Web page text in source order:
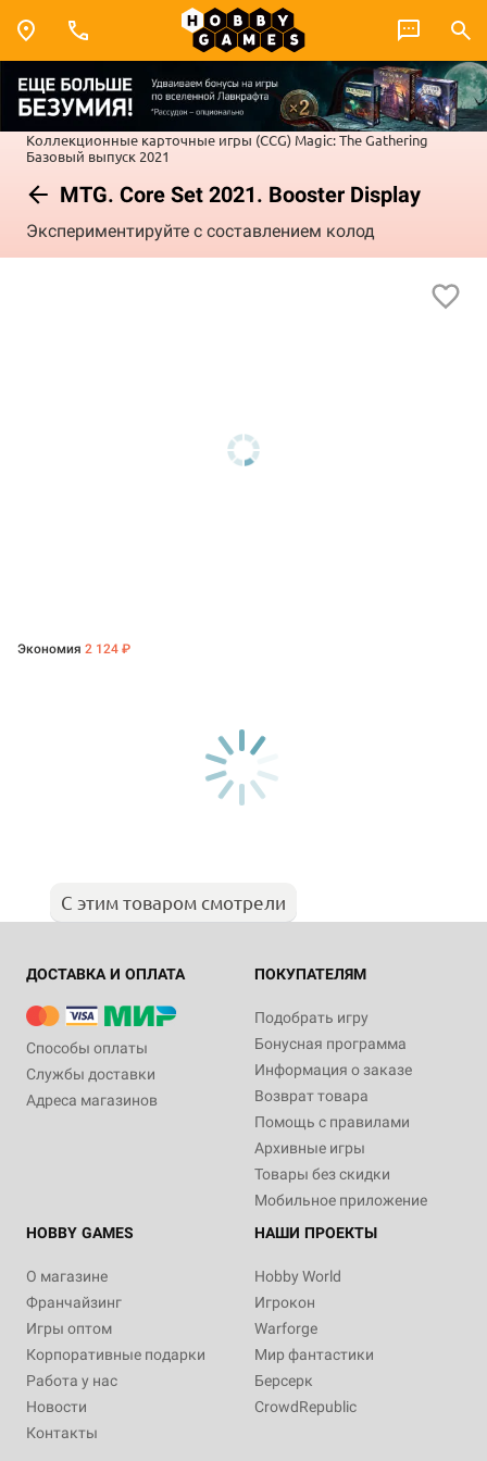
Коллекционные карточные игры (CCG) Magic: The Gathering
Базовый выпуск 2021
MTG. Core Set 2021. Booster Display
Экспериментируйте с составлением колод
Экономия 2 124 ₽
С этим товаром смотрели
ДОСТАВКА И ОПЛАТА
Способы оплаты
Службы доставки
Адреса магазинов
ПОКУПАТЕЛЯМ
Подобрать игру
Бонусная программа
Информация о заказе
Возврат товара
Помощь с правилами
Архивные игры
Товары без скидки
Мобильное приложение
HOBBY GAMES
О магазине
Франчайзинг
Игры оптом
Корпоративные подарки
Работа у нас
Новости
Контакты
НАШИ ПРОЕКТЫ
Hobby World
Игрокон
Warforge
Мир фантастики
Берсерк
CrowdRepublic